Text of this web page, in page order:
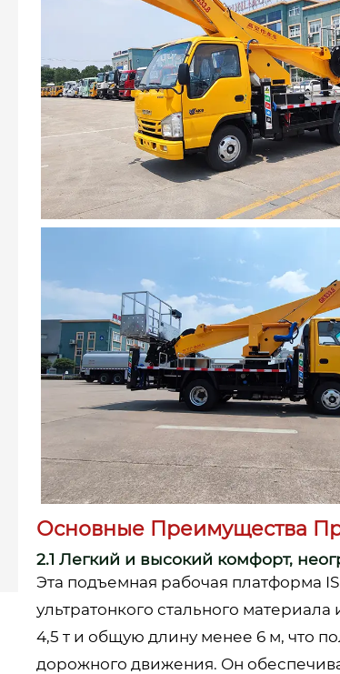
Основные Преимущества
2.1 Легкий и высокий комфорт,
Эта подъемная рабочая платформа
ультратонкого стального
4,5 т и общую длину менее 6 м, что
дорожного движения. Он